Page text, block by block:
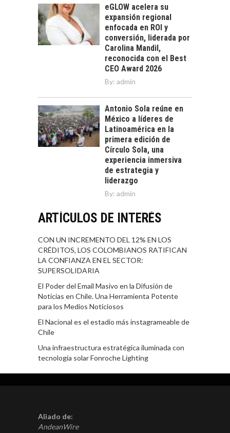
eGLOW acelera su
expansión regional
enfocada en ROI y
conversión, liderada por
Carolina Mandil,
reconocida con el Best
CEO Award 2026
By: admin
Antonio Sola reúne en
México a líderes de
Latinoamérica en la
primera edición de
Círculo Sola, una
experiencia inmersiva
de estrategia y
liderazgo
By: admin
ARTÍCULOS DE INTERÉS
CON UN INCREMENTO DEL 12% EN LOS
CRÉDITOS, LOS COLOMBIANOS RATIFICAN
LA CONFIANZA EN EL SECTOR:
SUPERSOLIDARIA
El Poder del Email Masivo en la Difusión de
Noticias en Chile. Una Herramienta Potente
para los Medios Noticiosos
El Nacional es el estadio más instagrameable de
Chile
Una infraestructura estratégica iluminada con
tecnología solar Fonroche Lighting
Aliado de:
AndeanWire